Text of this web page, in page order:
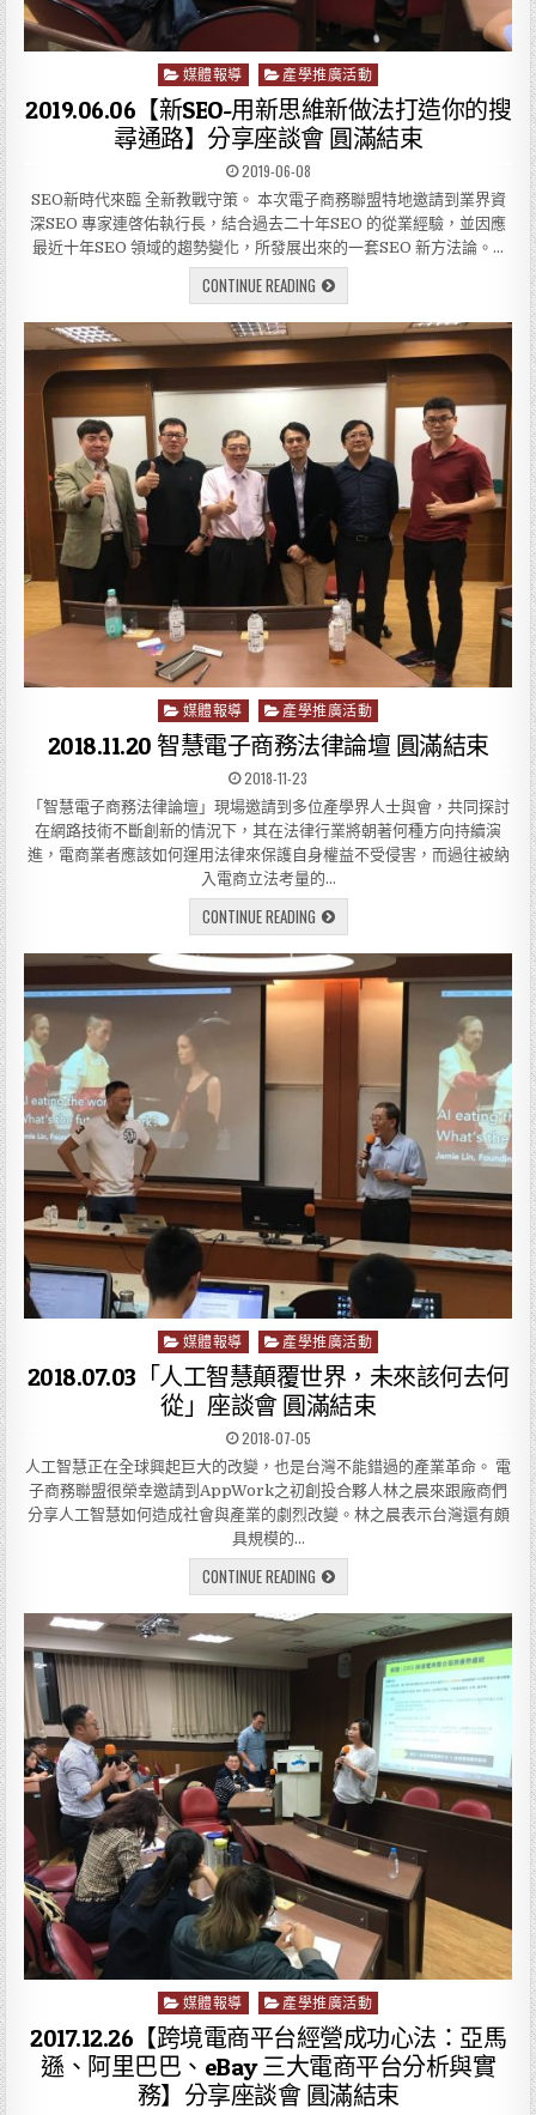
P
o
s
t
d
i
n
媒體報導 產學推廣活動
2019.06.06【新SEO-用新思維新做法打造你的搜
尋通路】分享座談會 圓滿結束
2019-06-08
SEO新時代來臨 全新教戰守策。 本次電子商務聯盟特地邀請到業界資
深SEO 專家連啓佑執行長，結合過去二十年SEO 的從業經驗，並因應
最近十年SEO 領域的趨勢變化，所發展出來的一套SEO 新方法論。…
CONTINUE READING
P
o
s
e
d
i
媒體報導 產學推廣活動
2018.11.20 智慧電子商務法律論壇 圓滿結束
2018-11-23
「智慧電子商務法律論壇」現場邀請到多位產學界人士與會，共同探討
在網路技術不斷創新的情況下，其在法律行業將朝著何種方向持續演
進，電商業者應該如何運用法律來保護自身權益不受侵害，而過往被納
入電商立法考量的…
CONTINUE READING
P
o
s
d
i
n
媒體報導 產學推廣活動
2018.07.03「人工智慧顛覆世界，未來該何去何
從」座談會 圓滿結束
2018-07-05
人工智慧正在全球興起巨大的改變，也是台灣不能錯過的產業革命。 電
子商務聯盟很榮幸邀請到AppWork之初創投合夥人林之晨來跟廠商們
分享人工智慧如何造成社會與產業的劇烈改變。林之晨表示台灣還有頗
具規模的…
CONTINUE READING
P
o
s
t
e
媒體報導 產學推廣活動
2017.12.26【跨境電商平台經營成功心法：亞馬
遜、阿里巴巴、eBay 三大電商平台分析與實
務】分享座談會 圓滿結束